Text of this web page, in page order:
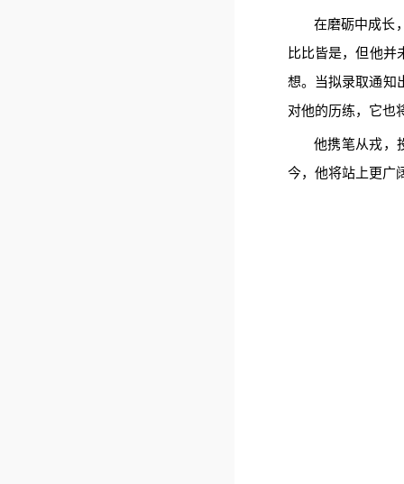
在磨砺中成长
比比皆是，但他并
想。当拟录取通知
对他的历练，它也
他携笔从戎，
今，他将站上更广